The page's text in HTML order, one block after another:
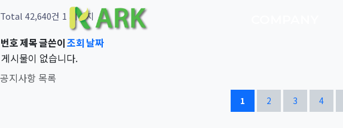
Total 42,640건 1 페이지
공지사항 목록
번호제목글쓴이조회날짜
게시물이 없습니다.
1 2
페이지 3
페이지 4
페이지